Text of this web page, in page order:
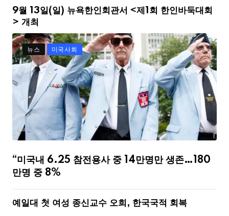
9월 13일(일) 뉴욕한인회관서 <제1회 한인바둑대회
> 개최
뉴스 미국사회
“미국내 6.25 참전용사 중 14만명만 생존…180
만명 중 8%
예일대 첫 여성 종신교수 오희, 한국국적 회복